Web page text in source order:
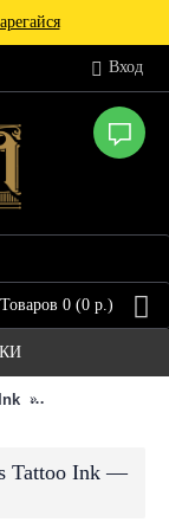
Вход
Товаров 0 (0 р.)
Tattoo Ink —